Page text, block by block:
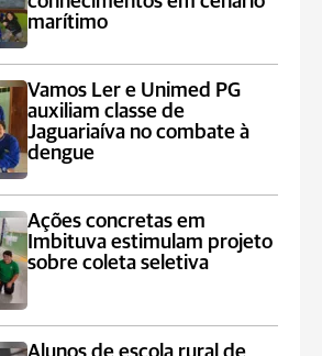
marítimo
Vamos Ler e Unimed PG
auxiliam classe de
Jaguariaíva no combate à
dengue
Ações concretas em
Imbituva estimulam projeto
sobre coleta seletiva